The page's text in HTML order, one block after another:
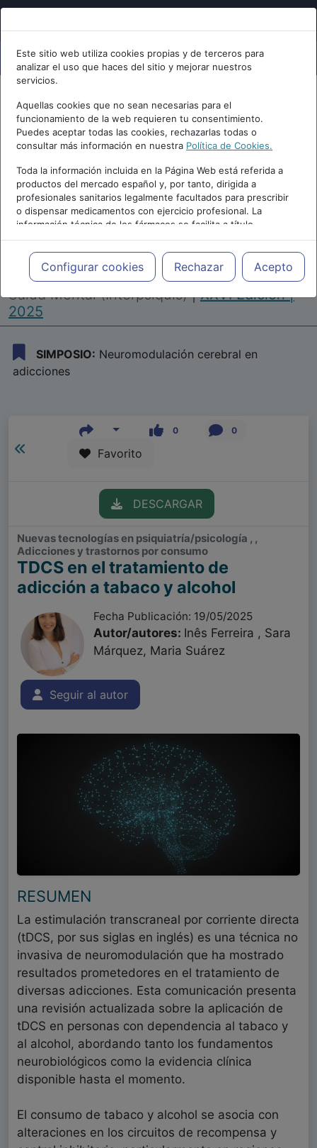
Este sitio web utiliza cookies propias y de terceros para
analizar el uso que haces del sitio y mejorar nuestros
servicios.
Aquellas cookies que no sean necesarias para el
funcionamiento de la web requieren tu consentimiento.
Puedes aceptar todas las cookies, rechazarlas todas o
consultar más información en nuestra Política de Cookies.
Toda la información incluida en la Página Web está referida a
productos del mercado español y, por tanto, dirigida a
profesionales sanitarios legalmente facultados para prescribir
o dispensar medicamentos con ejercicio profesional. La
información técnica de los fármacos se facilita a título
meramente informativo, siendo responsabilidad de los
profesionales facultados prescribir medicamentos y decidir, en
cada caso concreto, el tratamiento más adecuado a las
necesidades del paciente.
Configurar cookies Rechazar Acepto
Repositorio de Artículos |Congreso Virtual
Internacional de Psiquiatría, Psicología y
Salud Mental (Interpsiquis)|XXVI Edición |
2025
SIMPOSIO: Neuromodulación cerebral en
adicciones
0 0
Favorito
DESCARGAR
Nuevas tecnologías en psiquiatría/psicología , ,
Adicciones y trastornos por consumo
TDCS en el tratamiento de
adicción a tabaco y alcohol
Fecha Publicación: 19/05/2025
Autor/autores: Inês Ferreira , Sara
Márquez, Maria Suárez
Seguir al autor
RESUMEN
La estimulación transcraneal por corriente directa
(tDCS, por sus siglas en inglés) es una técnica no
invasiva de neuromodulación que ha mostrado
resultados prometedores en el tratamiento de
diversas adicciones. Esta comunicación presenta
una revisión actualizada sobre la aplicación de
tDCS en personas con dependencia al tabaco y
al alcohol, abordando tanto los fundamentos
neurobiológicos como la evidencia clínica
disponible hasta el momento.
El consumo de tabaco y alcohol se asocia con
alteraciones en los circuitos de recompensa y